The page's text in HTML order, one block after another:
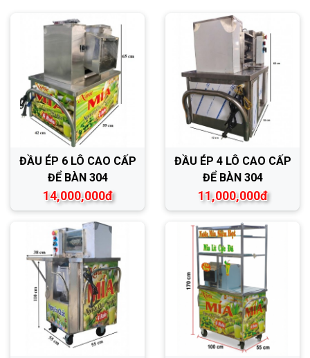
ĐẦU ÉP 6 LÔ CAO CẤP
ĐỂ BÀN 304
14,000,000đ
ĐẦU ÉP 4 LÔ CAO CẤP
ĐỂ BÀN 304
11,000,000đ